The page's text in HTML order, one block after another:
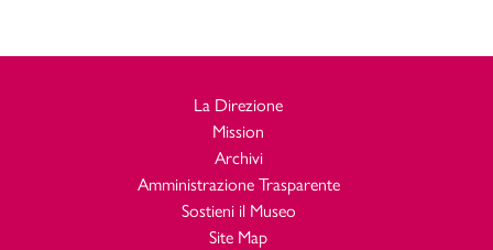
La Direzione
Mission
Archivi
Amministrazione Trasparente
Sostieni il Museo
Site Map